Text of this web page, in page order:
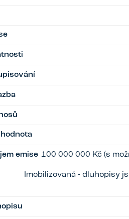
emise 100 000 000 Kč (s
Imobilizovaná - dluhopisy